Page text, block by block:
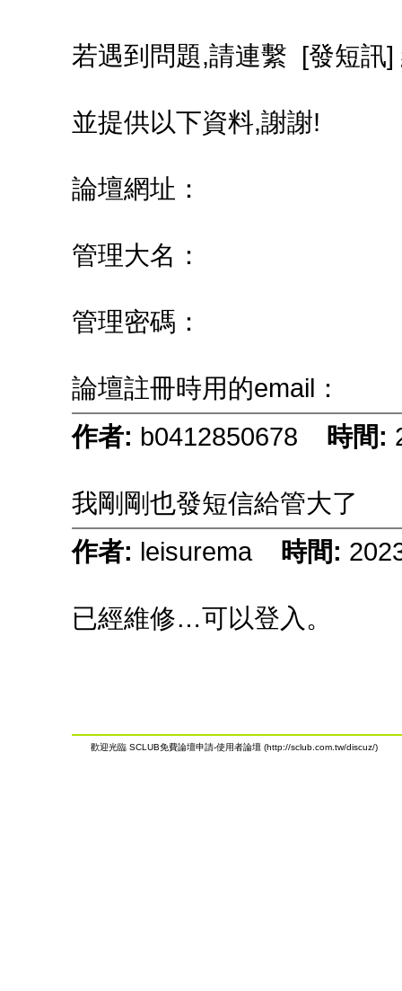
若遇到問題,請連繫 [發短
並提供以下資料,謝謝!
論壇網址：
管理大名：
管理密碼：
論壇註冊時用的email：
作者: b0412850678 時間:
我剛剛也發短信給管大了
作者: leisurema 時間:
已經維修…可以登入。
歡迎光臨 SCLUB免費論壇申請-使用者論壇 (http://sclub.com.tw/discuz/)